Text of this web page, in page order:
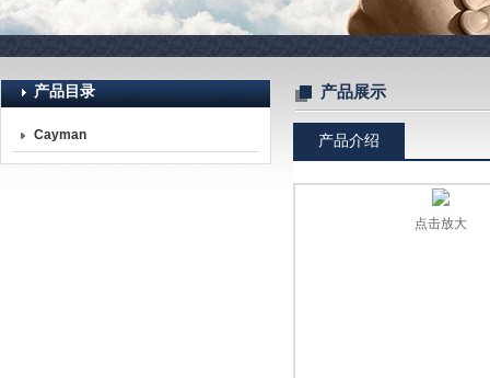
北京诺博莱德科技有限公司
产品目录
Cayman
产品展示
产品介绍
点击放大